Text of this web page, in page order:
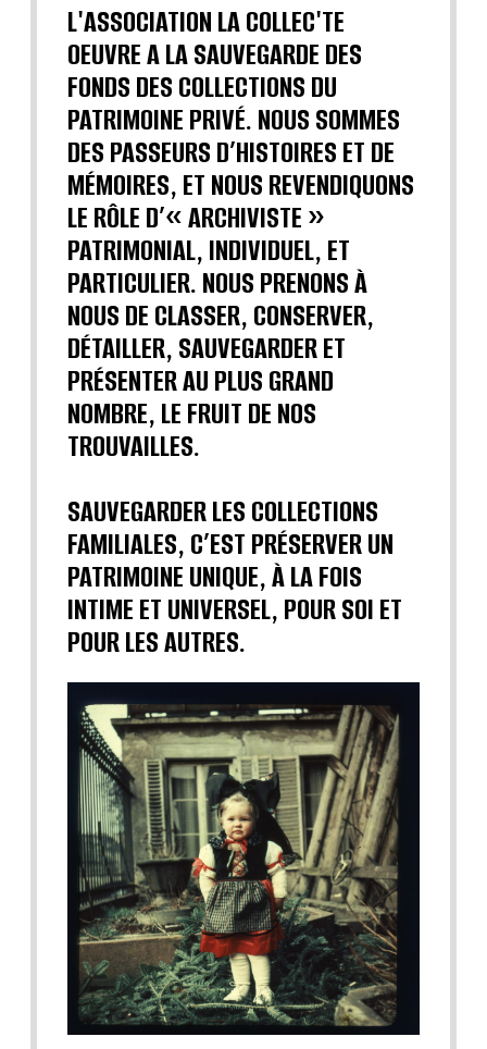
L'ASSOCIATION LA COLLEC'TE
OEUVRE A LA SAUVEGARDE DES
FONDS DES COLLECTIONS DU
PATRIMOINE PRIVÉ. NOUS SOMMES
DES PASSEURS D’HISTOIRES ET DE
MÉMOIRES, ET NOUS REVENDIQUONS
LE RÔLE D’« ARCHIVISTE »
PATRIMONIAL, INDIVIDUEL, ET
PARTICULIER. NOUS PRENONS À
NOUS DE CLASSER, CONSERVER,
DÉTAILLER, SAUVEGARDER ET
PRÉSENTER AU PLUS GRAND
NOMBRE, LE FRUIT DE NOS
TROUVAILLES.
SAUVEGARDER LES COLLECTIONS
FAMILIALES, C’EST PRÉSERVER UN
PATRIMOINE UNIQUE, À LA FOIS
INTIME ET UNIVERSEL, POUR SOI ET
POUR LES AUTRES.